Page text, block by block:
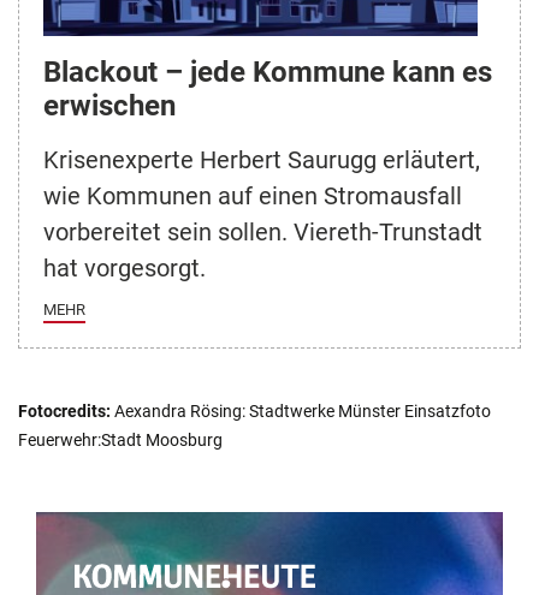
Blackout – jede Kommune kann es
erwischen
Krisenexperte Herbert Saurugg erläutert,
wie Kommunen auf einen Stromausfall
vorbereitet sein sollen. Viereth-Trunstadt
hat vorgesorgt.
MEHR
Fotocredits: Aexandra Rösing: Stadtwerke Münster Einsatzfoto
Feuerwehr:Stadt Moosburg